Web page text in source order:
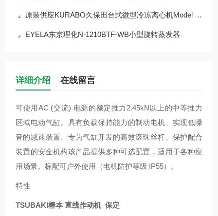
原装供应KURABO久保田台式微型冷冻离心机Model 3520
EYELA东京理化N-1210BTF-WB小型旋转蒸发器
详细介绍 在线留言
可使用AC (交流) 电源的额定推力2.45kN以上的中等推力
区域电动气缸。具有负载保持能力的制动电机、实现低噪
音的减速装置、专为气缸开发的高效滚珠丝杆、保护配合
装置的安全机构该产品提供多种可选配置，适用于各种应
用场景。标配可户外使用（电机防护等级 IP55）。
特性
TSUBAKI椿本 直线作动机 保定